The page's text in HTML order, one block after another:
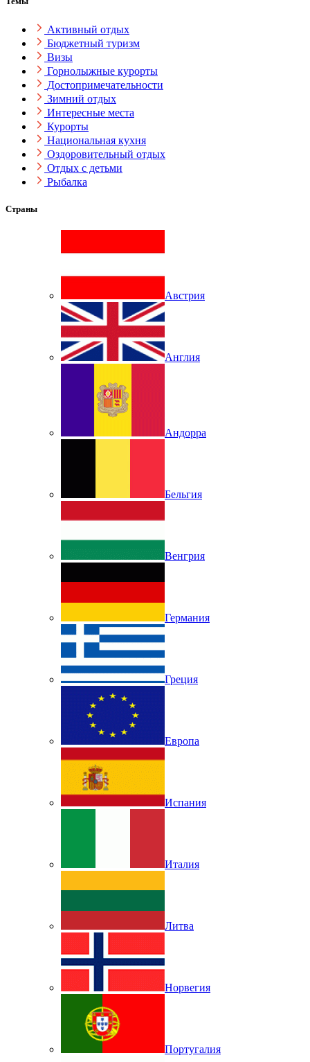
Активный отдых
Бюджетный туризм
Визы
Горнолыжные курорты
Достопримечательности
Зимний отдых
Интересные места
Курорты
Национальная кухня
Оздоровительный отдых
Отдых с детьми
Рыбалка
Страны
Австрия
Англия
Андорра
Бельгия
Венгрия
Германия
Греция
Европа
Испания
Италия
Литва
Норвегия
Португалия